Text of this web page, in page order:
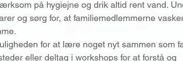
på hygiejne og drik altid rent vand.
og sørg for, at familiemedlemmerne
for at lære noget nyt sammen som
eller deltag i workshops for at forstå og